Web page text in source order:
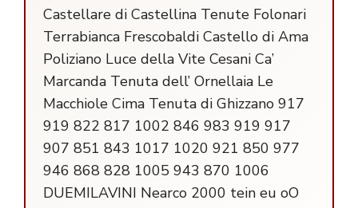
Castellare di Castellina Tenute Folonari
Terrabianca Frescobaldi Castello di Ama
Poliziano Luce della Vite Cesani Ca’
Marcanda Tenuta dell’ Ornellaia Le
Macchiole Cima Tenuta di Ghizzano 917
919 822 817 1002 846 983 919 917
907 851 843 1017 1020 921 850 977
946 868 828 1005 943 870 1006
DUEMILAVINI Nearco 2000 tein eu oO